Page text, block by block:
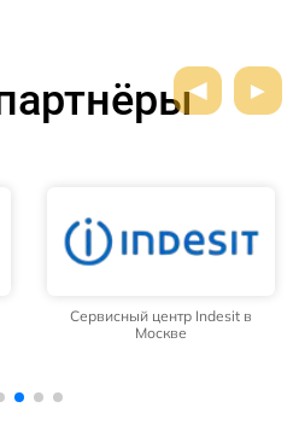
Сервисный центр Indesit в
Москве